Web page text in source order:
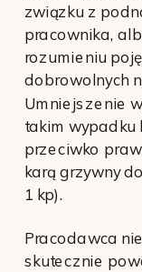
związku z
pracownika,
rozumieniu
dobrowolnych
Umniejszenie
takim wypadku
przeciwko
karą grzywny
1 kp).
Pracodawca
skutecznie